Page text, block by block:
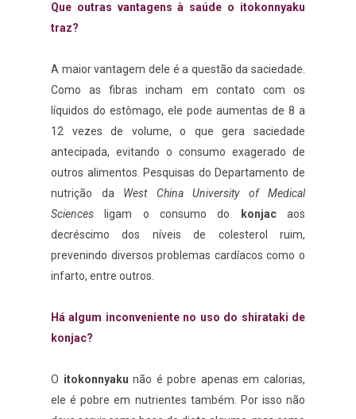
Que outras vantagens à saúde o itokonnyaku
traz?
A maior vantagem dele é a questão da saciedade.
Como as fibras incham em contato com os
líquidos do estômago, ele pode aumentas de 8 a
12 vezes de volume, o que gera saciedade
antecipada, evitando o consumo exagerado de
outros alimentos. Pesquisas do Departamento de
nutrição da West China University of Medical
Sciences ligam o consumo do konjacaos
decréscimo dos níveis de colesterol ruim,
prevenindo diversos problemas cardíacos como o
infarto, entre outros.
Há algum inconveniente no uso do shirataki de
konjac?
O itokonnyaku não é pobre apenas em calorias,
ele é pobre em nutrientes também. Por isso não